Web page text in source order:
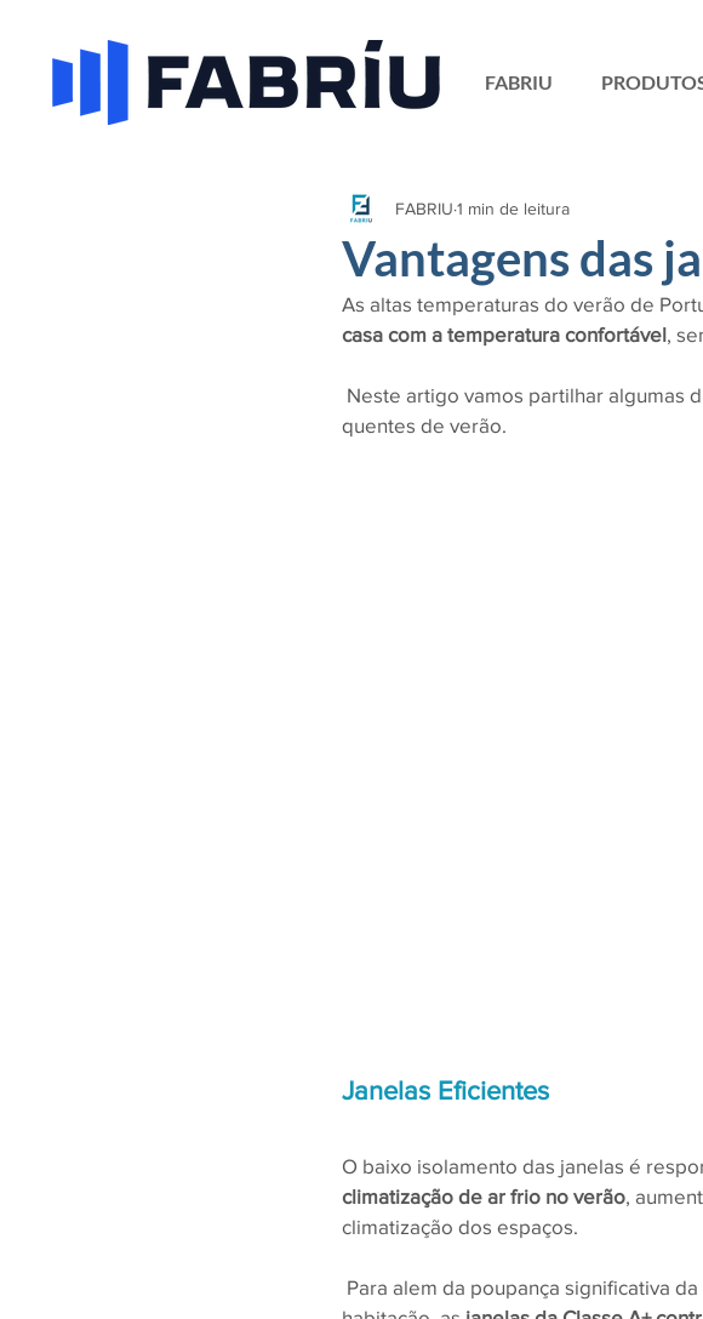
FABRIU
Vantagens das
FABRIU 1 min de leitura
As altas temperaturas do verão de
casa com a temperatura confortável,
quentes de verão.
Janelas Eficientes
O baixo isolamento das janelas é
climatização de ar frio no verão,
climatização dos espaços.